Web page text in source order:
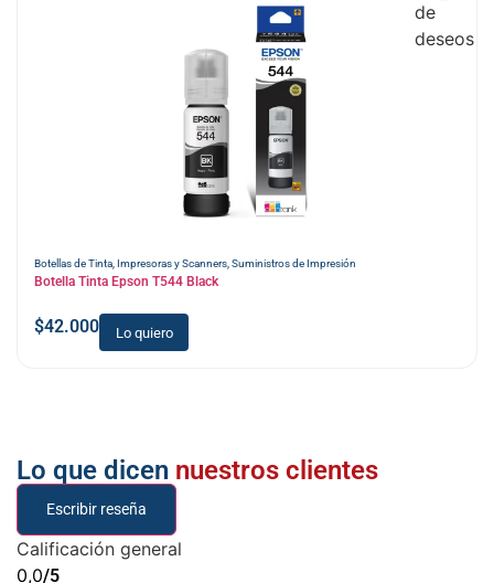
Botellas de Tinta, Impresoras y Scanners,Suministros de Impresión
Botella Tinta Epson T544 Black
$42.000 Lo quiero
de
deseos
Lo que dicen nuestros clientes
Escribir reseña
Calificación general
0,0/5